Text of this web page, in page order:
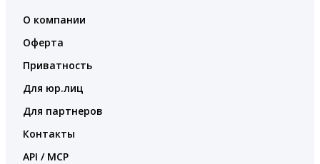
О компании
Оферта
Приватность
Для юр.лиц
Для партнеров
Контакты
API / MCP